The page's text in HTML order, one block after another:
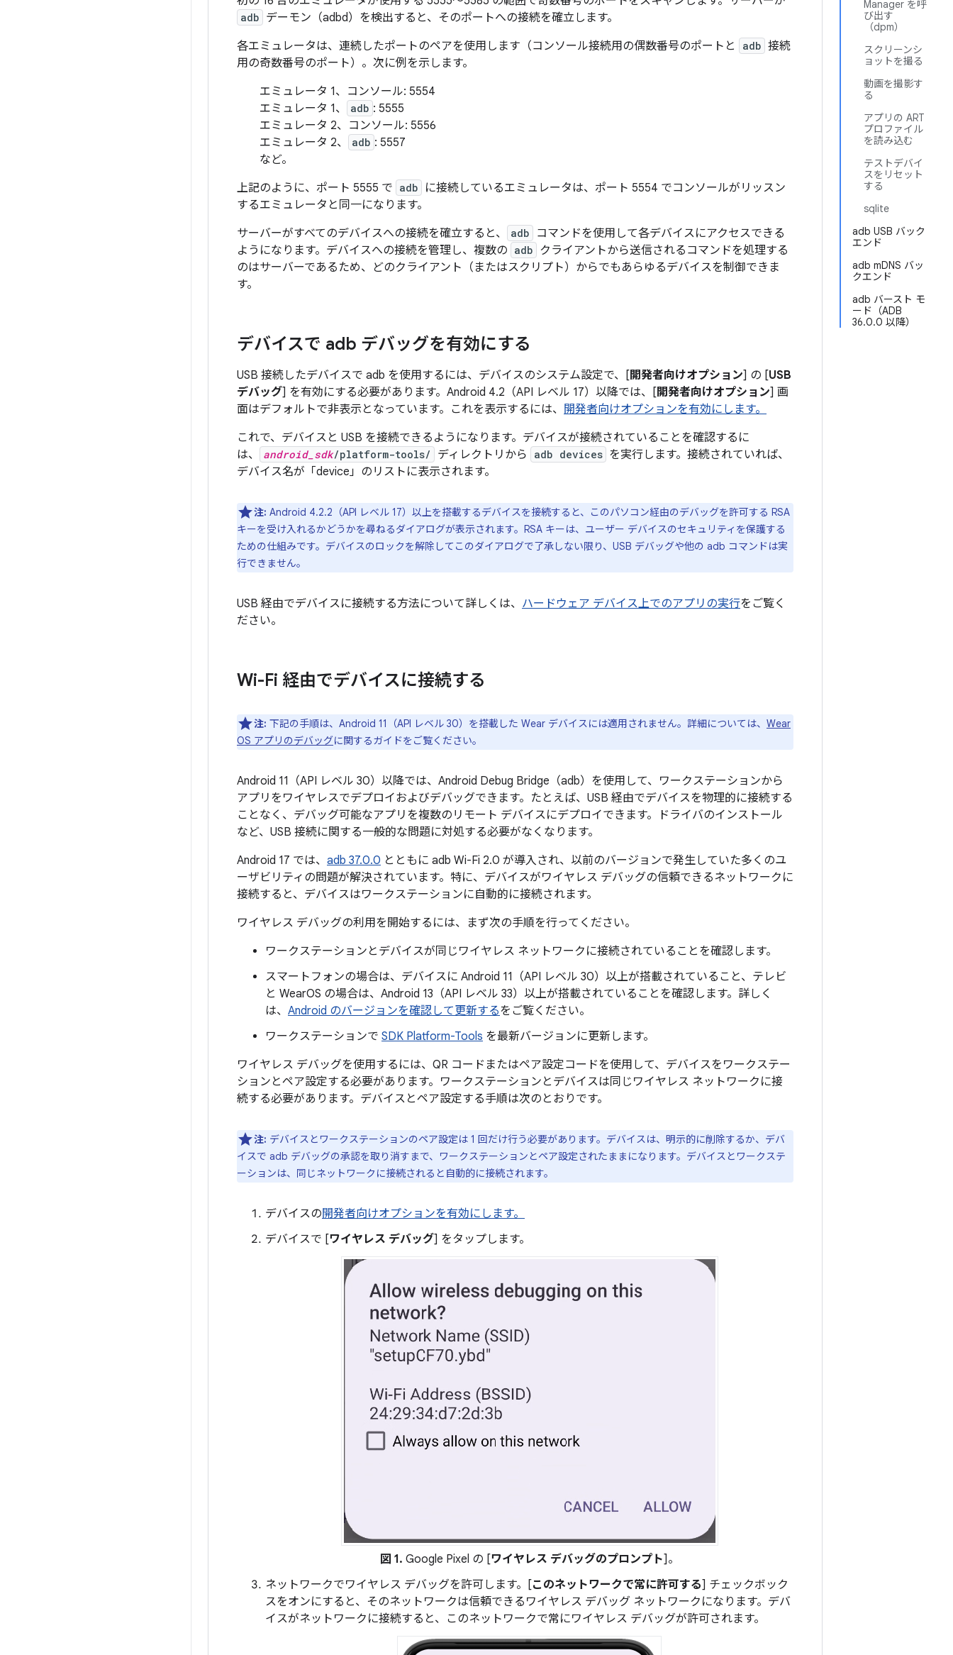
Manager を呼
び出す
（dpm）
スクリーンシ
ョットを撮る
動画を撮影す
る
アプリの ART
プロファイル
を読み込む
テストデバイ
スをリセット
する
sqlite
adb USB バック
エンド
adb mDNS バッ
クエンド
adb バースト モ
ード（ADB
36.0.0 以降）
adb デーモン（adbd）を検出すると、そのポートへの接続を確立します。
各エミュレータは、連続したポートのペアを使用します（コンソール接続用の偶数番号のポートと
adb 接続
用の奇数番号のポート）。次に例を示します。
エミュレータ 1、コンソール: 5554
エミュレータ 1、
adb : 5555
エミュレータ 2、コンソール: 5556
エミュレータ 2、
adb : 5557
など。
上記のように、ポート 5555 で adb
に接続しているエミュレータは、ポート 5554 でコンソールがリッスン
するエミュレータと同一になります。
サーバーがすべてのデバイスへの接続を確立すると、
adb
コマンドを使用して各デバイスにアクセスできる
ようになります。デバイスへの接続を管理し、複数の adb
クライアントから送信されるコマンドを処理する
のはサーバーであるため、どのクライアント（またはスクリプト）からでもあらゆるデバイスを制御できま
す。
デバイスで adb デバッグを有効にする
USB 接続したデバイスで adb を使用するには、デバイスのシステム設定で、[ 開発者向けオプション] の [USB
デバッグ] を有効にする必要があります。Android 4.2（API レベル 17）以降では、[ 開発者向けオプション] 画
面はデフォルトで非表示となっています。これを表示するには、 開発者向けオプションを有効にします。
これで、デバイスと USB を接続できるようになります。デバイスが接続されていることを確認するに
は、
android_sdk/platform-tools/ ディレクトリから adb devices を実行します。接続されていれば、
デバイス名が「device」のリストに表示されます。
注: Android 4.2.2（API レベル 17）以上を搭載するデバイスを接続すると、このパソコン経由のデバッグを許可する RSA
キーを受け入れるかどうかを尋ねるダイアログが表示されます。RSA キーは、ユーザー デバイスのセキュリティを保護する
ための仕組みです。デバイスのロックを解除してこのダイアログで了承しない限り、USB デバッグや他の adb コマンドは実
行できません。
USB 経由でデバイスに接続する方法について詳しくは、 ハードウェア デバイス上でのアプリの実行をご覧く
ださい。
Wi-Fi 経由でデバイスに接続する
注: 下記の手順は、Android 11（API レベル 30）を搭載した Wear デバイスには適用されません。詳細については、 Wear
OS アプリのデバッグに関するガイドをご覧ください。
Android 11（API レベル 30）以降では、Android Debug Bridge（adb）を使用して、ワークステーションから
アプリをワイヤレスでデプロイおよびデバッグできます。たとえば、USB 経由でデバイスを物理的に接続する
ことなく、デバッグ可能なアプリを複数のリモート デバイスにデプロイできます。ドライバのインストール
など、USB 接続に関する一般的な問題に対処する必要がなくなります。
Android 17 では、 adb 37.0.0 とともに adb Wi-Fi 2.0 が導入され、以前のバージョンで発生していた多くのユ
ーザビリティの問題が解決されています。特に、デバイスがワイヤレス デバッグの信頼できるネットワークに
接続すると、デバイスはワークステーションに自動的に接続されます。
ワイヤレス デバッグの利用を開始するには、まず次の手順を行ってください。
ワークステーションとデバイスが同じワイヤレス ネットワークに接続されていることを確認します。
スマートフォンの場合は、デバイスに Android 11（API レベル 30）以上が搭載されていること、テレビ
と WearOS の場合は、Android 13（API レベル 33）以上が搭載されていることを確認します。詳しく
は、 Android のバージョンを確認して更新するをご覧ください。
ワークステーションで SDK Platform-Tools を最新バージョンに更新します。
ワイヤレス デバッグを使用するには、QR コードまたはペア設定コードを使用して、デバイスをワークステー
ションとペア設定する必要があります。ワークステーションとデバイスは同じワイヤレス ネットワークに接
続する必要があります。デバイスとペア設定する手順は次のとおりです。
注: デバイスとワークステーションのペア設定は 1 回だけ行う必要があります。デバイスは、明示的に削除するか、デバ
イスで adb デバッグの承認を取り消すまで、ワークステーションとペア設定されたままになります。デバイスとワークステ
ーションは、同じネットワークに接続されると自動的に接続されます。
デバイスの開発者向けオプションを有効にします。
デバイスで [ワイヤレス デバッグ] をタップします。
図 1. Google Pixel の [ワイヤレス デバッグのプロンプト]。
ネットワークでワイヤレス デバッグを許可します。[このネットワークで常に許可する] チェックボック
スをオンにすると、そのネットワークは信頼できるワイヤレス デバッグ ネットワークになります。デバ
イスがネットワークに接続すると、このネットワークで常にワイヤレス デバッグが許可されます。